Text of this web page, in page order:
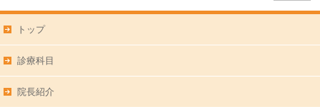
トップ
診療科目
院長紹介